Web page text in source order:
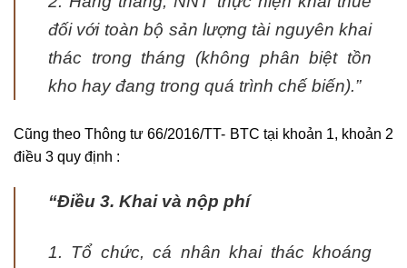
đối với toàn bộ sản lượng tài nguyên khai
thác trong tháng (không phân biệt tồn
kho hay đang trong quá trình chế biến).”
Cũng theo Thông tư 66/2016/TT- BTC tại khoản 1, khoản 2
điều 3 quy định :
“Điều 3. Khai và nộp phí
1. Tổ chức, cá nhân khai thác khoáng